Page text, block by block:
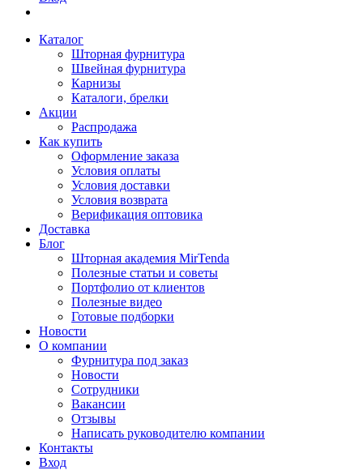
Каталог
Шторная фурнитура
Швейная фурнитура
Карнизы
Каталоги, брелки
Акции
Распродажа
Как купить
Оформление заказа
Условия оплаты
Условия доставки
Условия возврата
Верификация оптовика
Доставка
Блог
Шторная академия MirTenda
Полезные статьи и советы
Портфолио от клиентов
Полезные видео
Готовые подборки
Новости
О компании
Фурнитура под заказ
Новости
Сотрудники
Вакансии
Отзывы
Написать руководителю компании
Контакты
Вход